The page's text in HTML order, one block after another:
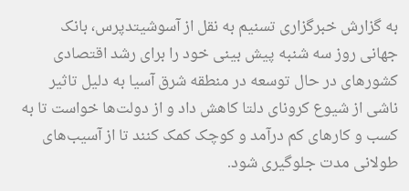
به گزارش خبرگزاری تسنیم به نقل از آسوشیتدپرس، بانک
جهانی روز سه شنبه پیش بینی خود را برای رشد اقتصادی
کشورهای در حال توسعه در منطقه شرق آسیا به دلیل تاثیر
ناشی از شیوع کرونای دلتا کاهش داد و از دولت‌ها خواست تا به
کسب و کارهای کم درآمد و کوچک کمک کنند تا از آسیب‌های
طولانی مدت جلوگیری شود.